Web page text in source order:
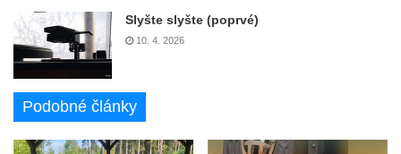
Slyšte slyšte (poprvé)
10. 4. 2026
Podobné články